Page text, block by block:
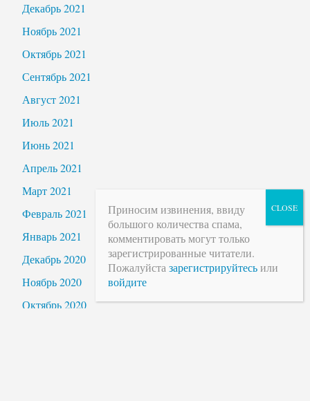
Декабрь 2021
Ноябрь 2021
Октябрь 2021
Сентябрь 2021
Август 2021
Июль 2021
Июнь 2021
Апрель 2021
Март 2021
Февраль 2021
Январь 2021
Декабрь 2020
Ноябрь 2020
Октябрь 2020
Приносим извинения, ввиду
большого количества спама,
комментировать могут только
зарегистрированные читатели.
Пожалуйста зарегистрируйтесьили
войдите